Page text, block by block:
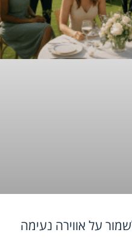
על אווירה נעימה